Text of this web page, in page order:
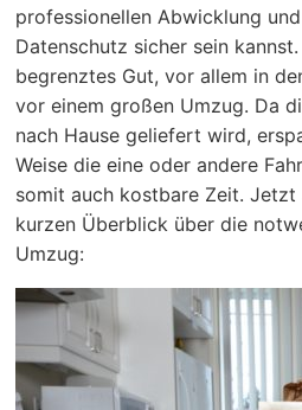
professionellen Abwicklung
Datenschutz sicher sein
begrenztes Gut, vor allem in
vor einem großen Umzug. Da
nach Hause geliefert wird,
Weise die eine oder andere
somit auch kostbare Zeit. Jetzt
kurzen Überblick über die
Umzug: